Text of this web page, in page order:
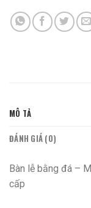
MÔ TẢ
ĐÁNH GIÁ (0)
Bàn lễ bằng đá –
cấp